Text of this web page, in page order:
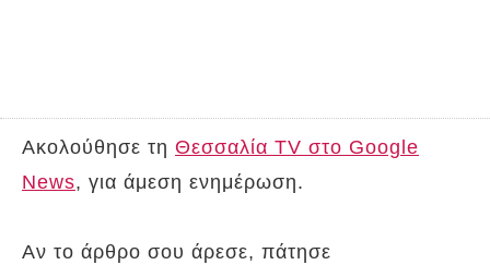
Ακολούθησε τη Θεσσαλία TV στο Google
News, για άμεση ενημέρωση.
Αν το άρθρο σου άρεσε, πάτησε